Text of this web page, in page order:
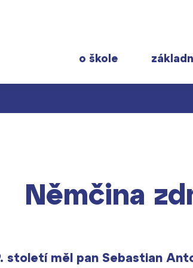
o škole
školního roku ›
pro rodiče prvňáčků
Europass
FOCUSing
Němčina
století měl pan Sebastian